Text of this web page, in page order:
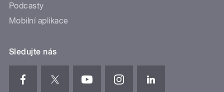
Podcasty
Mobilní aplikace
Sledujte nás